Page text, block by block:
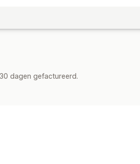
dagen gefactureerd.